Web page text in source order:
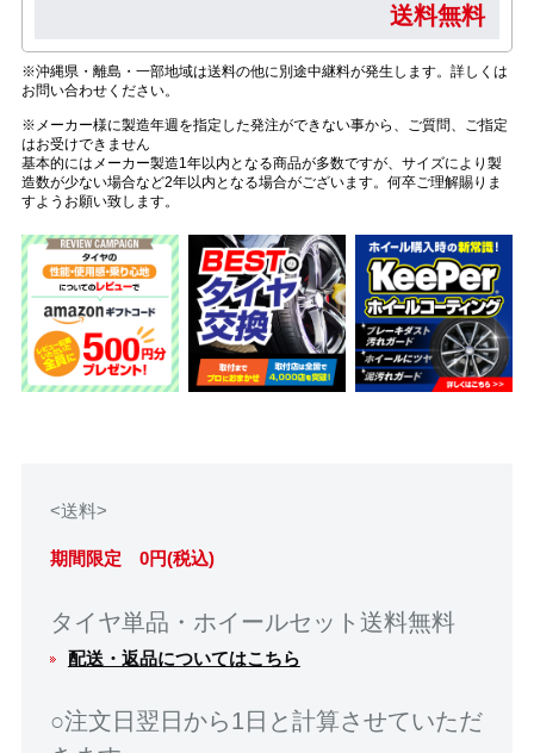
送料無料
※沖縄県・離島・一部地域は送料の他に別途中継料が発生します。詳しくは
お問い合わせください。
※メーカー様に製造年週を指定した発注ができない事から、ご質問、ご指定
はお受けできません
基本的にはメーカー製造1年以内となる商品が多数ですが、サイズにより製
造数が少ない場合など2年以内となる場合がございます。何卒ご理解賜りま
すようお願い致します。
<送料>
期間限定 0円(税込)
タイヤ単品・ホイールセット送料無料
配送・返品についてはこちら
○注文日翌日から1日と計算させていただ